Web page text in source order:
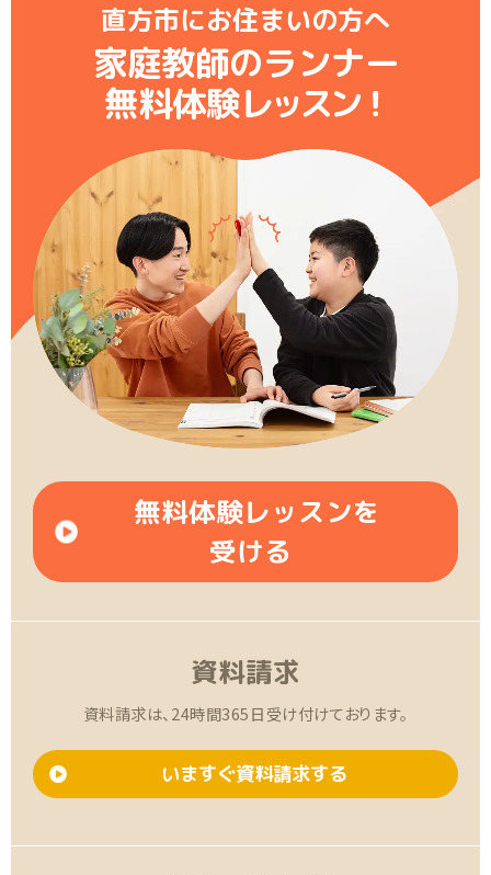
直方市にお住まいの方へ
家庭教師のランナー
無料体験レッスン！
無料体験レッスンを
受ける
資料請求
資料請求は、24時間365日受け付けております。
いますぐ資料請求する